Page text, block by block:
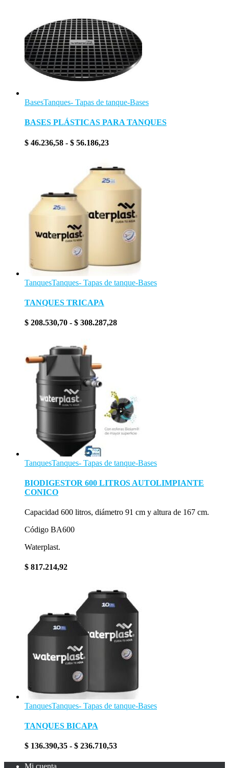
BasesTanques- Tapas de tanque-Bases
BASES PLÁSTICAS PARA TANQUES
$ 46.236,58 - $ 56.186,23Rango
desde
$ 46.236,58
hasta
TanquesTanques- Tapas de tanque-Bases
TANQUES TRICAPA
$ 208.530,70 - $ 308.287,28Rango
TanquesTanques- Tapas de tanque-Bases
BIODIGESTOR 600 LITROS AUTOLIMPIANTE
CONICO
Capacidad 600 litros, diámetro 91 cm y altura de 167 cm.
Código BA600
Waterplast.
$ 817.214,92
TanquesTanques- Tapas de tanque-Bases
TANQUES BICAPA
$ 136.390,35 - $ 236.710,53Rango
precios:
Mi cuenta